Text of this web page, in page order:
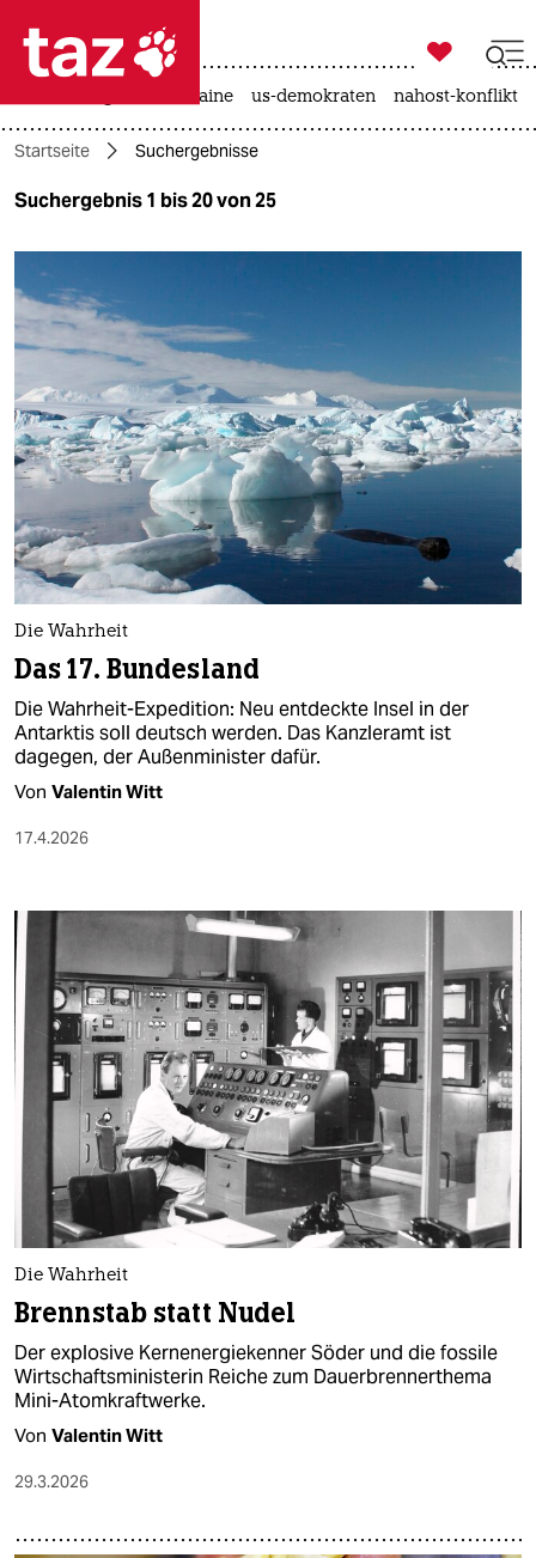
 taz zahl ich
taz zahl ich
themen
politik
öko
gesellschaft
kultur
sport
berlin
nord
wahrheit
verlag
verlag
veranstaltungen
shop
unterstützen
abo
genossenschaft
epaper login

taz zahl ich
krieg in der ukraine us-demokraten nahost-konflikt
Startseite Suchergebnisse
Suchergebnis 1 bis 20 von 25
Die Wahrheit
Das 17. Bundesland
Die Wahrheit-Expedition: Neu entdeckte Insel in der
Antarktis soll deutsch werden. Das Kanzleramt ist
dagegen, der Außenminister dafür.
Von Valentin Witt
17.4.2026
Die Wahrheit
Brennstab statt Nudel
Der explosive Kernenergiekenner Söder und die fossile
Wirtschaftsministerin Reiche zum Dauerbrennerthema
Mini-Atomkraftwerke.
Von Valentin Witt
29.3.2026